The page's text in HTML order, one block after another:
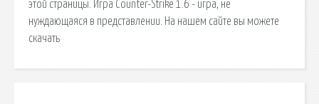
этой страницы. Игра Counter-Strike 1.6 - игра, не
нуждающаяся в представлении. На нашем сайте вы можете
скачать